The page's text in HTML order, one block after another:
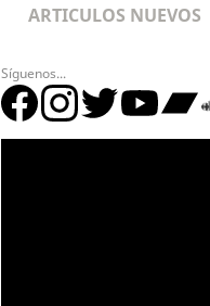
ARTICULOS NUEVOS
Síguenos...